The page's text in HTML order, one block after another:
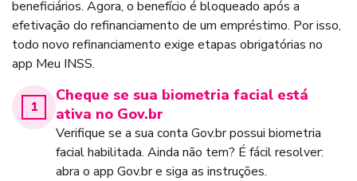
beneficiários. Agora, o benefício é bloqueado após a
efetivação do refinanciamento de um empréstimo. Por isso,
todo novo refinanciamento exige etapas obrigatórias no
app Meu INSS.
Cheque se sua biometria facial está
ativa no Gov.br
Verifique se a sua conta Gov.br possui biometria
facial habilitada. Ainda não tem? É fácil resolver:
abra o app Gov.br e siga as instruções.